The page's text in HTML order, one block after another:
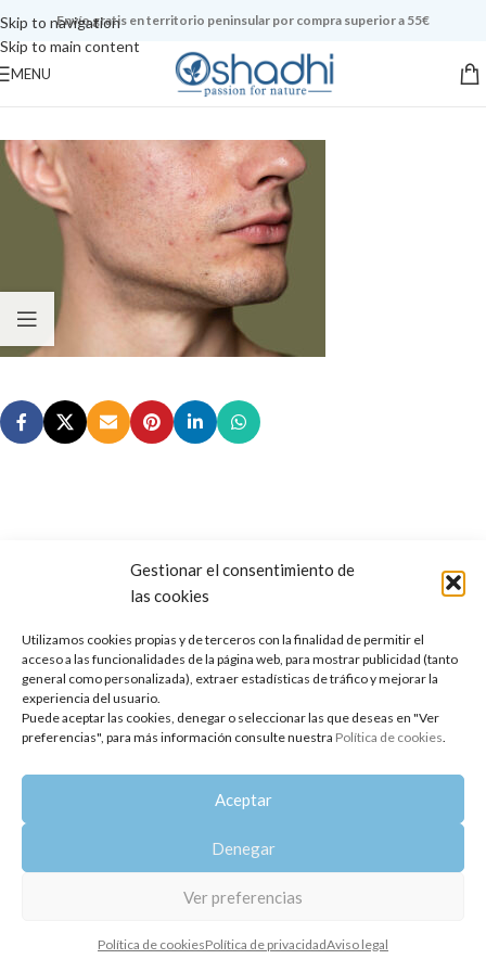
Gestionar el consentimiento de
las cookies
Utilizamos cookies propias y de terceros con la finalidad de permitir el
acceso a las funcionalidades de la página web, para mostrar publicidad (tanto
general como personalizada), extraer estadísticas de tráfico y mejorar la
experiencia del usuario.
Puede aceptar las cookies, denegar o seleccionar las que deseas en "Ver
preferencias", para más información consulte nuestra Política de cookies.
Aceptar
Denegar
Ver preferencias
Política de cookiesPolítica de privacidadAviso legal
Skip to navigation
Skip to main content
Envío gratis en territorio peninsular por compra superior a 55€
MENU
Copyright 2014-2025
Política de privacidad Aviso legal | Política de cookies